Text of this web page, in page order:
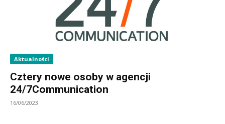
Aktualności
Cztery nowe osoby w agencji
24/7Communication
16/06/2023